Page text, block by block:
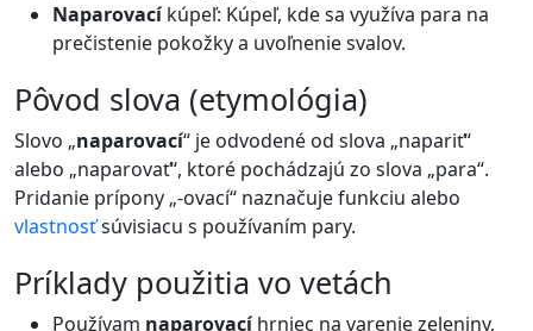
Naparovacíkúpeľ: Kúpeľ, kde sa využíva para na
prečistenie pokožky a uvoľnenie svalov.
pôvod slova (etymológia)
Slovo „naparovací“ je odvodené od slova „napariť“
alebo „naparovať“, ktoré pochádzajú zo slova „para“.
Pridanie prípony „-ovací“ naznačuje funkciu alebo
vlastnosťsúvisiacu s používaním pary.
príklady použitia vo vetách
Používam naparovacíhrniec na varenie zeleniny,